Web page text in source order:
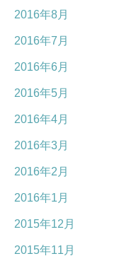
2016年8月
2016年7月
2016年6月
2016年5月
2016年4月
2016年3月
2016年2月
2016年1月
2015年12月
2015年11月